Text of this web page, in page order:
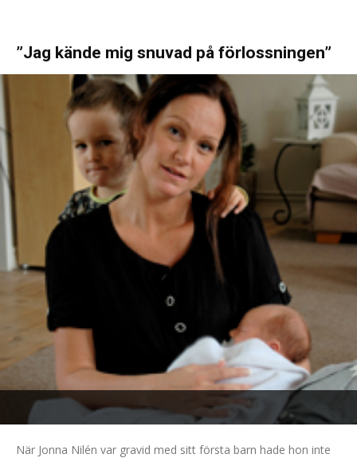
”Jag kände mig snuvad på förlossningen”
När Jonna Nilén var gravid med sitt första barn hade hon inte